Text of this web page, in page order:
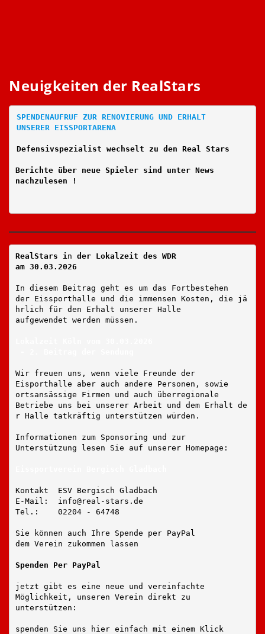
Neuigkeiten der RealStars
SPENDENAUFRUF ZUR RENOVIERUNG UND ERHALT
UNSERER EISSPORTARENA
Defensivspezialist wechselt zu den Real Stars
Berichte über neue Spieler sind unter News
nachzulesen !
RealStars i n der Lokalzeit des WDR
am 30.03.2026
In diesem Beitrag geht es um das Fortbestehen
der Eissporthalle und die immensen Kosten, die jä
hrlich für den Erhalt unserer Halle
aufgewendet werden müssen.
Wir freuen uns, wenn viele Freunde der
Eisporthalle aber auch andere Personen, sowie
ortsansässige Firmen und auch überregionale
Betriebe uns bei unserer Arbeit und dem Erhalt de
r Halle tatkräftig unterstützen würden.
Informationen zum Sponsoring und zur
Unterstützung lesen Sie auf unserer Homepage:
Kontakt  ESV Bergisch Gladbach
E-Mail:  info@real-stars.de
Tel.:    02204 - 64748
Sie können auch Ihre Spende per PayPal
dem Verein zukommen lassen
Spenden Per PayPal
jetzt gibt es eine neue und vereinfachte
Möglichkeit, unseren Verein direkt zu
unterstützen:
spenden Sie uns hier einfach mit einem Klick